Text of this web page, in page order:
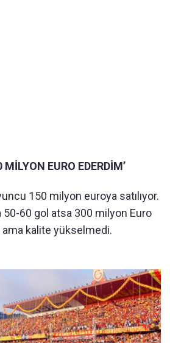
EURO EDERDİM’
150 milyon euroya satılıyor.
60 gol atsa 300 milyon Euro
ama kalite yükselmedi.